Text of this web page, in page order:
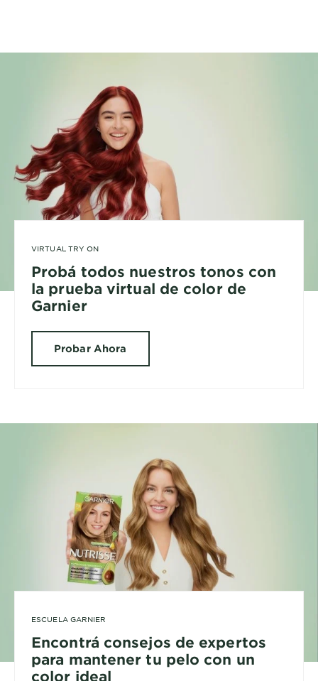
VIRTUAL TRY ON
Probá todos nuestros tonos con
la prueba virtual de color de
Garnier
Probar Ahora
ESCUELA GARNIER
Encontrá consejos de expertos
para mantener tu pelo con un
color ideal